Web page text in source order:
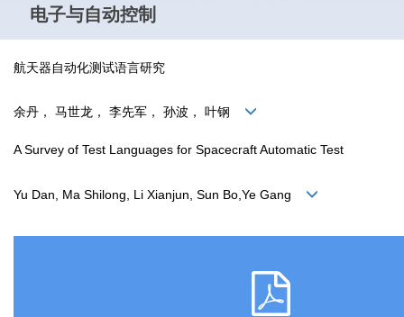
电子与自动控制
航天器自动化测试语言研究
余丹， 马世龙， 李先军， 孙波， 叶钢
A Survey of Test Languages for Spacecraft Automatic Test
Yu Dan, Ma Shilong, Li Xianjun, Sun Bo,Ye Gang